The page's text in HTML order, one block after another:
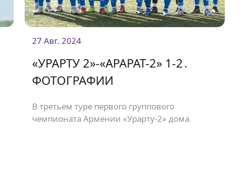
27 Авг. 2024
«УРАРТУ 2»-«АРАРАТ-2» 1-2․
ФОТОГРАФИИ
В третьем туре первого группового
чемпионата Армении «Урарту-2» дома